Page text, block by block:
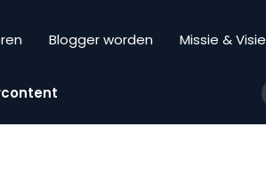
Blogger worden Missie & Visie